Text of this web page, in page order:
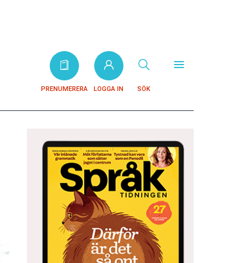
PRENUMERERA LOGGA IN SÖK